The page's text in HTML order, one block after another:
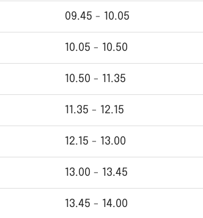
09.45 - 10.05
10.05 - 10.50
10.50 - 11.35
11.35 - 12.15
12.15 - 13.00
13.00 - 13.45
13.45 - 14.00